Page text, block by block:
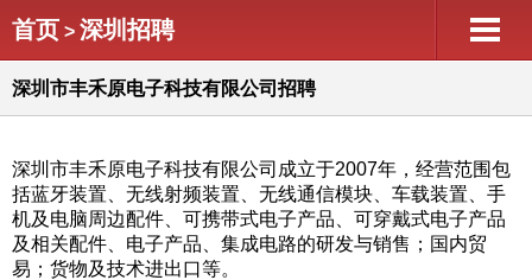
首页 > 深圳招聘
深圳市丰禾原电子科技有限公司招聘
深圳市丰禾原电子科技有限公司成立于2007年，经营范围包
括蓝牙装置、无线射频装置、无线通信模块、车载装置、手
机及电脑周边配件、可携带式电子产品、可穿戴式电子产品
及相关配件、电子产品、集成电路的研发与销售；国内贸
易；货物及技术进出口等。